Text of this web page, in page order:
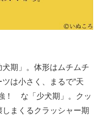
期」。体形はムチムチ
は小さく、まるで“天
！ な「少犬期」。クッ
まくるクラッシャー期